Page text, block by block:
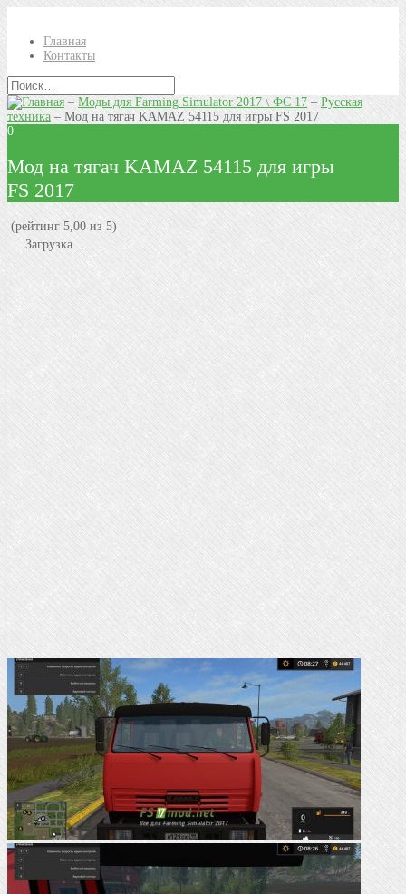
Главная
Контакты
–Моды для Farming Simulator 2017 \ ФС 17– Русская
техника – Мод на тягач KAMAZ 54115 для игры FS 2017
0
Мод на тягач KAMAZ 54115 для игры
FS 2017
(рейтинг 5,00 из 5)
Загрузка...